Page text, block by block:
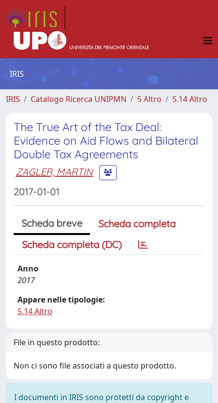
IRIS
IRIS Catalogo Ricerca UNIPMN 5 Altro 5.14 Altro
The True Art of the Tax Deal:
Evidence on Aid Flows and Bilateral
Double Tax Agreements
ZAGLER, MARTIN
2017-01-01
Scheda breve
Scheda completa
Scheda completa (DC)
Anno
2017
Appare nelle tipologie:
5.14 Altro
File in questo prodotto:
Non ci sono file associati a questo prodotto.
I documenti in IRIS sono protetti da copyright e